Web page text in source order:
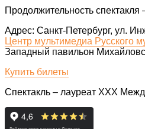
Продолжительность спектакля
Адрес: Санкт-Петербург, ул.
Центр мультимедиа Русского
Западный павильон
Купить билеты
Спектакль – лауреат ХХХ